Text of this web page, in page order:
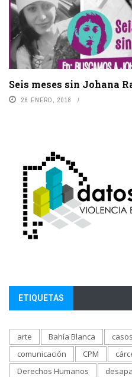
Seis meses sin Johana
26 ENERO, 2018
ETIQUETAS
arte Bahía Blanca casos
comunicación
CPM
Derechos Humanos